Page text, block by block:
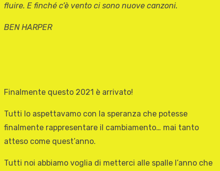
fluire. E finché c’è vento ci sono nuove canzoni.
BEN HARPER
Finalmente questo 2021 è arrivato!
Tutti lo aspettavamo con la speranza che potesse
finalmente rappresentare il cambiamento… mai tanto
atteso come quest’anno.
Tutti noi abbiamo voglia di metterci alle spalle l’anno che